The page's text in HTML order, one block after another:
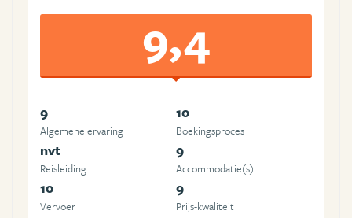
9,4
9
Algemene ervaring
10
Boekingsproces
nvt
Reisleiding
9
Accommodatie(s)
10
Vervoer
9
Prijs-kwaliteit